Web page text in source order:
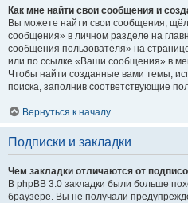
Как мне найти свои сообщения и
Вы можете найти свои сообщения,
сообщения» в личном разделе на
сообщения пользователя» на
или по ссылке «Ваши сообщения» в
Чтобы найти созданные вами темы,
поиска, заполнив соответствующие
Вернуться к началу
Подписки и закладки
Чем закладки отличаются от
В phpBB 3.0 закладки были больше
браузере. Вы не получали